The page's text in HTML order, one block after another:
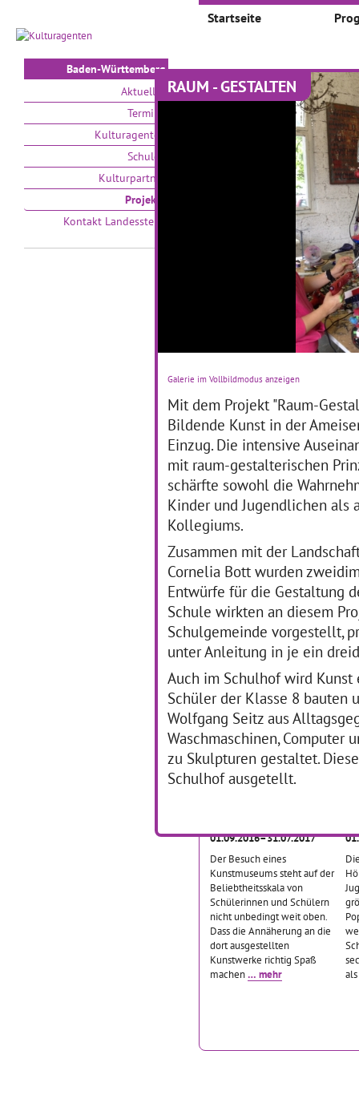
RAUM - GESTALTEN
Galerie im Vollbildmodus anzeigen
Mit dem Projekt "Raum-
Bildende Kunst in der
Einzug. Die intensive
mit raum-gestalterischen
schärfte sowohl die
Kinder und Jugendlichen als
Kollegiums.
Zusammen mit der
Cornelia Bott wurden
Entwürfe für die Gestaltung
Schule wirkten an diesem
Schulgemeinde vorgestellt,
unter Anleitung in je ein
Auch im Schulhof wird Kunst
Schüler der Klasse 8 bauten
Wolfgang Seitz aus
Waschmaschinen, Computer
zu Skulpturen gestaltet.
Schulhof ausgetellt.
Baden-Württemberg
Aktuelles
Termine
Kulturagenten
Schulen
Kulturpartner
Projekte
Kontakt Landesstelle
Startseite
Projekte
Kleine Teufel aus Ton
01.01.2017–31.01.2017
Ganz nah heran an moderne
Klasse der Werkrealschule
Lichtental, als sie eine
aktuelle Ausstellung im
Alten Dampfbad Baden-
Baden besuchte.… mehr
Slam Poetry macht
Schule
01.01.2017–30.04.2019
Bereits im Schuljahr
2015/2016 konnte die
Klassenstufe Zehn des
Werkrealschulzweigs der
Schiller-Realschule im
Verbund in Schwäbisch
Gmünd die Kunstform der
Slam Poetry kennenlernen.
… mehr
Als die Bilder tanzen
01.09.2016–31.07.2017
Der Besuch eines
Kunstmuseums steht auf der
Beliebtheitsskala von
Schülerinnen und Schülern
nicht unbedingt weit oben.
Dass die Annäherung an die
dort ausgestellten
Kunstwerke richtig Spaß
machen… mehr
als